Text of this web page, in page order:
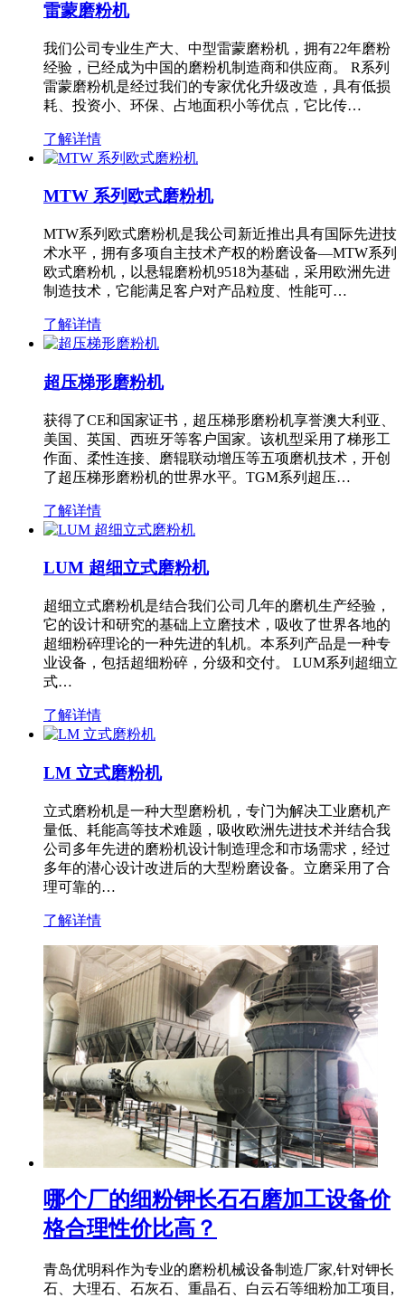
雷蒙磨粉机
我们公司专业生产大、中型雷蒙磨粉机，拥有22年磨粉
经验，已经成为中国的磨粉机制造商和供应商。 R系列
雷蒙磨粉机是经过我们的专家优化升级改造，具有低损
耗、投资小、环保、占地面积小等优点，它比传…
了解详情
MTW 系列欧式磨粉机
MTW系列欧式磨粉机是我公司新近推出具有国际先进技
术水平，拥有多项自主技术产权的粉磨设备—MTW系列
欧式磨粉机，以悬辊磨粉机9518为基础，采用欧洲先进
制造技术，它能满足客户对产品粒度、性能可…
了解详情
超压梯形磨粉机
获得了CE和国家证书，超压梯形磨粉机享誉澳大利亚、
美国、英国、西班牙等客户国家。该机型采用了梯形工
作面、柔性连接、磨辊联动增压等五项磨机技术，开创
了超压梯形磨粉机的世界水平。TGM系列超压…
了解详情
LUM 超细立式磨粉机
超细立式磨粉机是结合我们公司几年的磨机生产经验，
它的设计和研究的基础上立磨技术，吸收了世界各地的
超细粉碎理论的一种先进的轧机。本系列产品是一种专
业设备，包括超细粉碎，分级和交付。 LUM系列超细立
式…
了解详情
LM 立式磨粉机
立式磨粉机是一种大型磨粉机，专门为解决工业磨机产
量低、耗能高等技术难题，吸收欧洲先进技术并结合我
公司多年先进的磨粉机设计制造理念和市场需求，经过
多年的潜心设计改进后的大型粉磨设备。立磨采用了合
理可靠的…
了解详情
哪个厂的细粉钾长石石磨加工设备价
格合理性价比高？
青岛优明科作为专业的磨粉机械设备制造厂家,针对钾长
石、大理石、石灰石、重晶石、白云石等细粉加工项目,